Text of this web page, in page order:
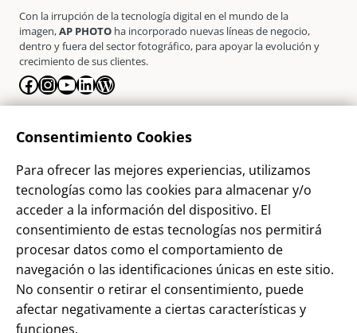
Con la irrupción de la tecnología digital en el mundo de la
imagen,AP PHOTO ha incorporado nuevas líneas de negocio,
dentro y fuera del sector fotográfico, para apoyar la evolución y
crecimiento de sus clientes.
Facebook
Instagram
YouTube
LinkedIn
WordPress
Contacto
Sostenibilidad
Blog
Alta Cliente
Aviso Legal
Términos y Condiciones
Consentimiento Cookies
Para ofrecer las mejores experiencias, utilizamos
tecnologías como las cookies para almacenar y/o
acceder a la información del dispositivo. El
consentimiento de estas tecnologías nos permitirá
procesar datos como el comportamiento de
navegación o las identificaciones únicas en este sitio.
No consentir o retirar el consentimiento, puede
afectar negativamente a ciertas características y
funciones.